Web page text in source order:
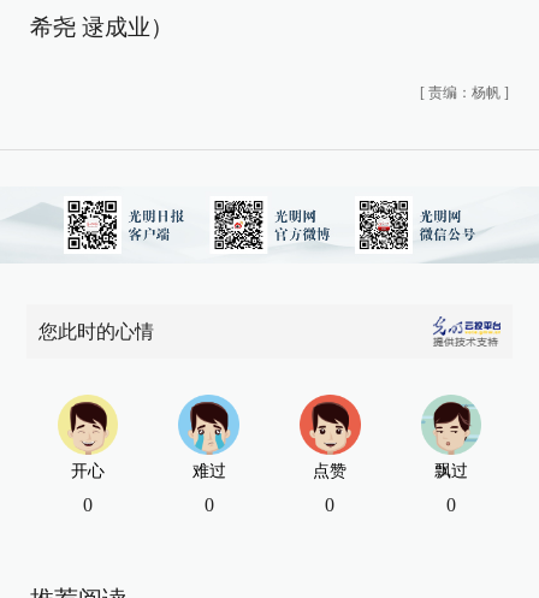
希尧 逯成业）
[ 责编：杨帆 ]
您此时的心情
开心
0
难过
0
点赞
0
飘过
0